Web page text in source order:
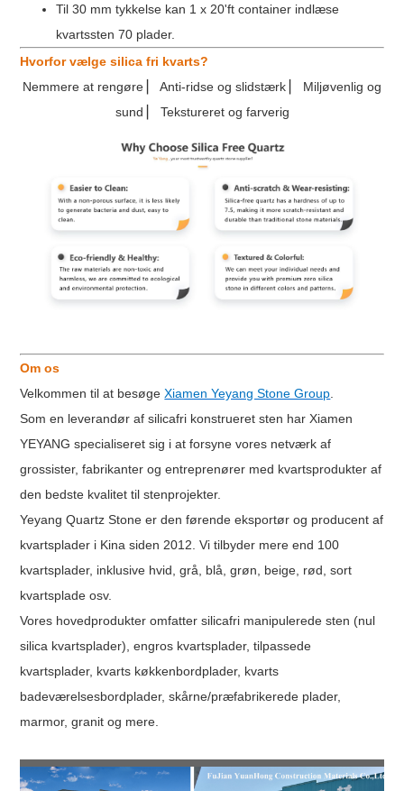
Til 30 mm tykkelse kan 1 x 20'ft container indlæse
kvartssten 70 plader.
Hvorfor vælge silica fri kvarts?
Nemmere at rengøre ▏ Anti-ridse og slidstærk ▏ Miljøvenlig og
sund ▏ Tekstureret og farverig
Om os
Velkommen til at besøgeXiamen Yeyang Stone Group.
Som en leverandør af silicafri konstrueret sten har Xiamen
YEYANG specialiseret sig i at forsyne vores netværk af
grossister, fabrikanter og entreprenører med kvartsprodukter af
den bedste kvalitet til stenprojekter.
Yeyang Quartz Stone er den førende eksportør og producent af
kvartsplader i Kina siden 2012. Vi tilbyder mere end 100
kvartsplader, inklusive hvid, grå, blå, grøn, beige, rød, sort
kvartsplade osv.
Vores hovedprodukter omfatter silicafri manipulerede sten (nul
silica kvartsplader), engros kvartsplader, tilpassede
kvartsplader, kvarts køkkenbordplader, kvarts
badeværelsesbordplader, skårne/præfabrikerede plader,
marmor, granit og mere.